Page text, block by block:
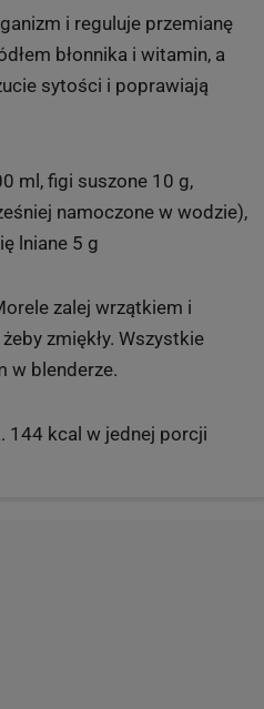
i reguluje przemianę
błonnika i witamin, a
sytości i poprawiają
ml, figi suszone 10 g,
namoczone w wodzie),
lniane 5 g
zalej wrzątkiem i
zmiękły. Wszystkie
w blenderze.
144 kcal w jednej porcji